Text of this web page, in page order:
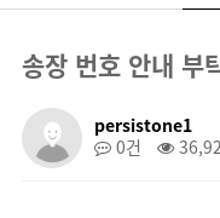
송장 번호 안내 부
persistone1
0건